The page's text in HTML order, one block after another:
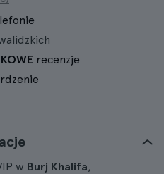
recenzje
w Burj Khalifa,